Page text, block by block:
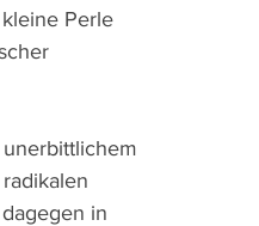
Perle
in